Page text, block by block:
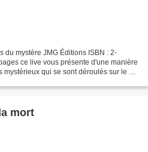
du mystère JMG Éditions ISBN : 2-
ce live vous présente d'une manière
qui se sont déroulés sur le sol
mort